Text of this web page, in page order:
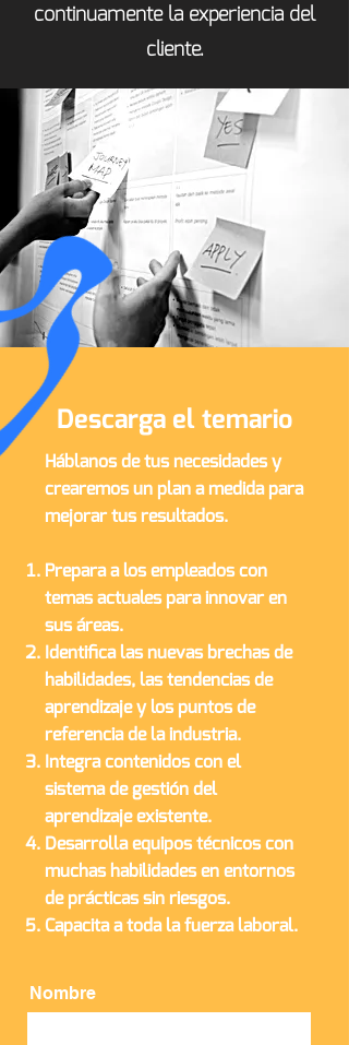
continuamente la experiencia del
cliente.
Descarga el temario
Háblanos de tus necesidades y
crearemos un plan a medida para
mejorar tus resultados.
Prepara a los empleados con
temas actuales para innovar en
sus áreas.
Identifica las nuevas brechas de
habilidades, las tendencias de
aprendizaje y los puntos de
referencia de la industria.
Integra contenidos con el
sistema de gestión del
aprendizaje existente.
Desarrolla equipos técnicos con
muchas habilidades en entornos
de prácticas sin riesgos.
Capacita a toda la fuerza laboral.
Nombre